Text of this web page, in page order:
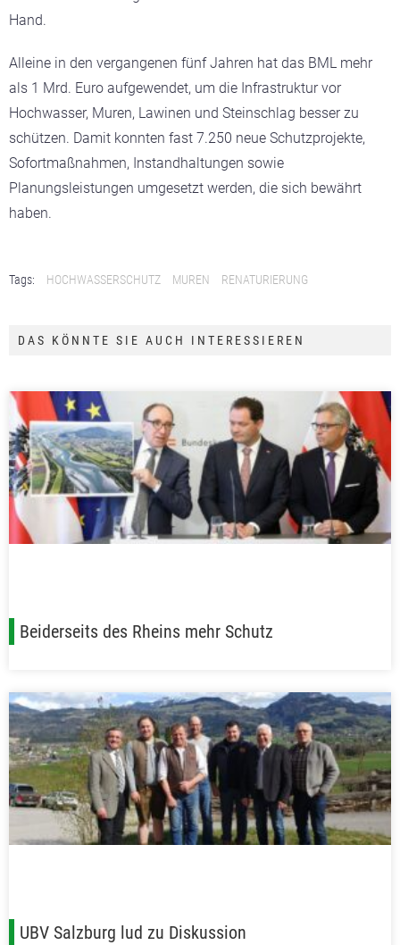
Hand.
Alleine in den vergangenen fünf Jahren hat das BML mehr
als 1 Mrd. Euro aufgewendet, um die Infrastruktur vor
Hochwasser, Muren, Lawinen und Steinschlag besser zu
schützen. Damit konnten fast 7.250 neue Schutzprojekte,
Sofortmaßnahmen, Instandhaltungen sowie
Planungsleistungen umgesetzt werden, die sich bewährt
haben.
Tags: HOCHWASSERSCHUTZ MUREN RENATURIERUNG
DAS KÖNNTE SIE AUCH INTERESSIEREN
Beiderseits des Rheins mehr Schutz
UBV Salzburg lud zu Diskussion